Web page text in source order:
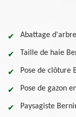
Abattage
Taille de haie
Pose de clôture
Pose de gazon
Paysagiste